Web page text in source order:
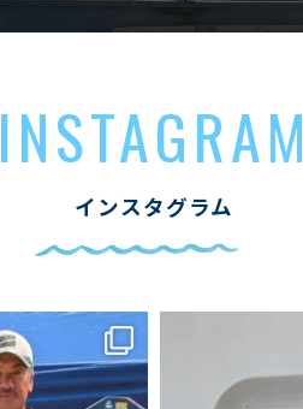
INSTAGRAM
インスタグラム